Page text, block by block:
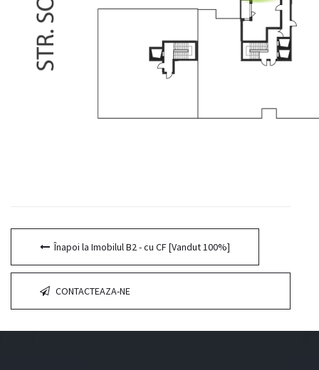
Înapoi la Imobilul B2 - cu CF [Vandut 100%]
CONTACTEAZA-NE